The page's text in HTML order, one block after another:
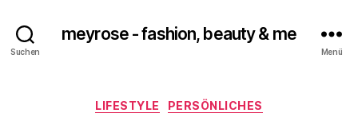
Suchen
meyrose - fashion, beauty & me
Menü
Kategorien
LIFESTYLE PERSÖNLICHES